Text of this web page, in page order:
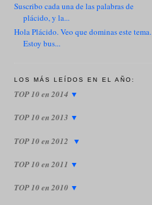
Suscribo cada una de las palabras de
plácido, y la...
Hola Plácido. Veo que dominas este tema.
Estoy bus...
LOS MÁS LEÍDOS EN EL AÑO:
TOP 10 en 2014 ▼
TOP 10 en 2013 ▼
TOP 10 en 2012 ▼
TOP 10 en 2011 ▼
TOP 10 en 2010 ▼